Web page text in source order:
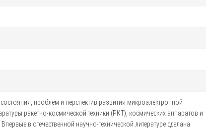
проблем и перспектив развития микроэлектронной
ракетно-космической техники (РКТ), космических аппаратов и
в отечественной научно-технической литературе сделана